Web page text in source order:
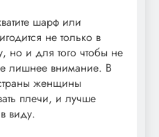
шарф или
не только в
но и для того чтобы не
лишнее внимание. В
женщины
плечи, и лучше
виду.